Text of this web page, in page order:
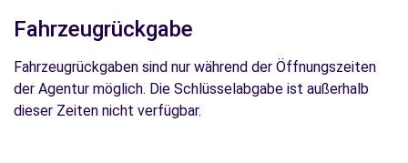
Fahrzeugrückgabe
Fahrzeugrückgaben sind nur während der Öffnungszeiten
der Agentur möglich. Die Schlüsselabgabe ist außerhalb
dieser Zeiten nicht verfügbar.